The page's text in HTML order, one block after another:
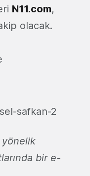
N11.com,
olacak.
bir e-